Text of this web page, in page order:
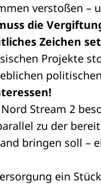
verstoßen –
die
Zeichen
Projekte
Stream 2
zu der
bringen soll
ein